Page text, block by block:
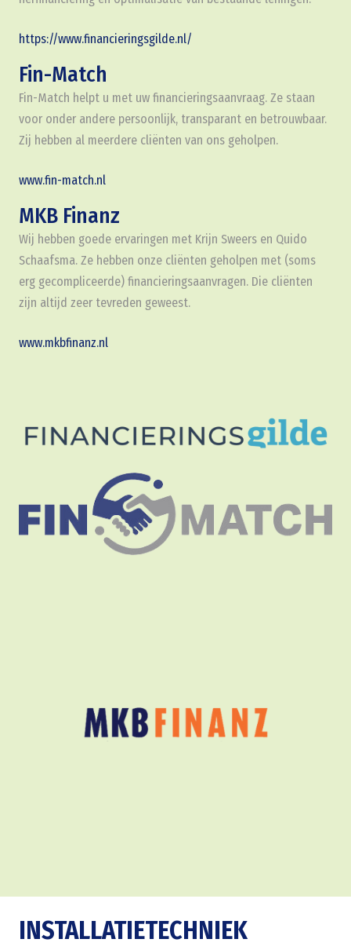
https://www.financieringsgilde.nl/
Fin-Match
Fin-Match helpt u met uw financieringsaanvraag. Ze staan
voor onder andere persoonlijk, transparant en betrouwbaar.
Zij hebben al meerdere cliënten van ons geholpen.
www.fin-match.nl
MKB Finanz
Wij hebben goede ervaringen met Krijn Sweers en Quido
Schaafsma. Ze hebben onze cliënten geholpen met (soms
erg gecompliceerde) financieringsaanvragen. Die cliënten
zijn altijd zeer tevreden geweest.
www.mkbfinanz.nl
INSTALLATIETECHNIEK